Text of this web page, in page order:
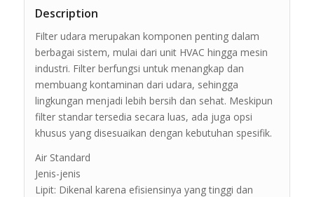
Description
Filter udara merupakan komponen penting dalam
berbagai sistem, mulai dari unit HVAC hingga mesin
industri. Filter berfungsi untuk menangkap dan
membuang kontaminan dari udara, sehingga
lingkungan menjadi lebih bersih dan sehat. Meskipun
filter standar tersedia secara luas, ada juga opsi
khusus yang disesuaikan dengan kebutuhan spesifik.
Air Standard
Jenis-jenis
Lipit: Dikenal karena efisiensinya yang tinggi dan